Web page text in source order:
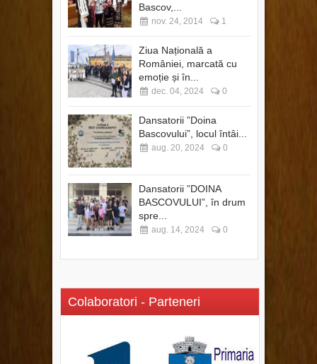
Bascov,...
nov. 24, 2014 1
Ziua Națională a
României, marcată cu
emoție și în...
dec. 04, 2024 0
Dansatorii ”Doina
Bascovului”, locul întâi...
aug. 20, 2024 0
Dansatorii ”DOINA
BASCOVULUI”, în drum
spre...
aug. 14, 2024 0
Colaboratori - Parteneri